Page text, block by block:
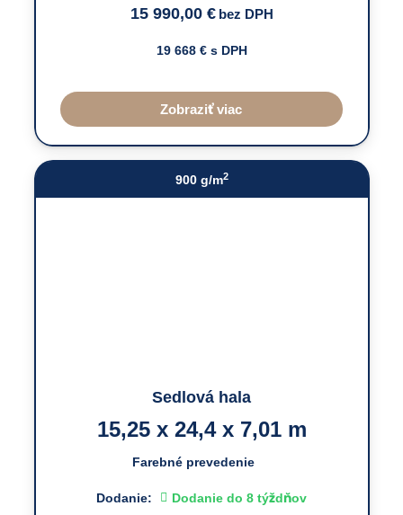
15 990,00 € bez DPH
19 668€ s DPH
Zobraziť viac
900 g/m2
Sedlová hala
15,25 x 24,4 x 7,01 m
Farebné prevedenie
Dodanie: Dodanie do 8 týždňov